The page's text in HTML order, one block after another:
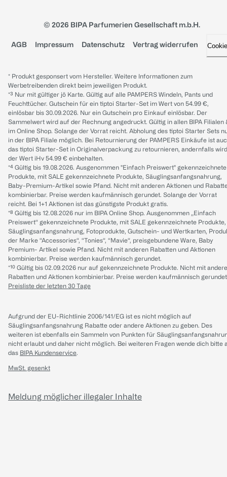
© 2026 BIPA Parfumerien Gesellschaft m.b.H.
AGB Impressum Datenschutz Vertrag widerrufen
* Produkt gesponsert vom Hersteller. Weitere Informationen zum
Werbetreibenden direkt beim jeweiligen Produkt.
*³ Nur mit gültiger jö Karte. Gültig auf alle PAMPERS Windeln, Pants und
Feuchttücher. Gutschein für ein tiptoi Starter-Set im Wert von 54.99 €,
einlösbar bis 30.09.2026. Nur ein Gutschein pro Einkauf einlösbar. Der
Sammelwert wird auf der Rechnung angedruckt. Gültig in allen BIPA Filialen
im Online Shop. Solange der Vorrat reicht. Abholung des tiptoi Starter Sets
in der BIPA Filiale möglich. Bei Retournierung der PAMPERS Einkäufe ist
das tiptoi Starter-Set in Originalverpackung zu retournieren, andernfalls wird
der Wert iHv 54.99 € einbehalten.
*⁴ Gültig bis 19.08.2026. Ausgenommen "Einfach Preiswert" gekennzeichnete
Produkte, mit SALE gekennzeichnete Produkte, Säuglingsanfangsnahrung,
Baby-Premium-Artikel sowie Pfand. Nicht mit anderen Aktionen und
kombinierbar. Preise werden kaufmännisch gerundet. Solange der Vorrat
reicht. Bei 1+1 Aktionen ist das günstigste Produkt gratis.
*⁸ Gültig bis 12.08.2026 nur im BIPA Online Shop. Ausgenommen „Einfach
Preiswert“ gekennzeichnete Produkte, mit SALE gekennzeichnete Produkte,
Säuglingsanfangsnahrung, Fotoprodukte, Gutschein- und Wertkarten,
der Marke “Accessories“, “Tonies“, “Mavie“, preisgebundene Ware, Baby
Premium- Artikel sowie Pfand. Nicht mit anderen Rabatten und Aktionen
kombinierbar. Preise werden kaufmännisch gerundet.
*¹⁰ Gültig bis 02.09.2026 nur auf gekennzeichnete Produkte. Nicht mit
Rabatten und Aktionen kombinierbar. Preise werden kaufmännisch
Preisliste der letzten 30 Tage
Aufgrund der EU-Richtlinie 2006/141/EG ist es nicht möglich auf
Säuglingsanfangsnahrung Rabatte oder andere Aktionen zu geben. Des
weiteren ist ebenfalls ein Sammeln von Punkten für
nicht erlaubt und daher nicht möglich. Bei weiteren Fragen wende dich bitte
das BIPA Kundenservice.
MwSt. gesenkt
Meldung möglicher illegaler Inhalte